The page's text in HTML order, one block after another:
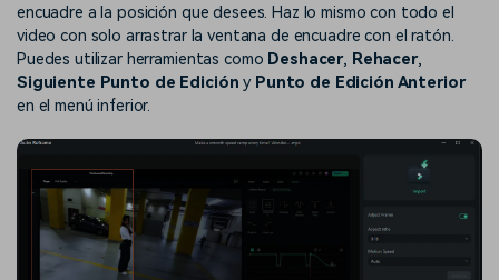
encuadre a la posición que desees. Haz lo mismo con todo el
video con solo arrastrar la ventana de encuadre con el ratón.
Puedes utilizar herramientas como Deshacer, Rehacer,
Siguiente Punto de Edición y Punto de Edición Anterior
en el menú inferior.